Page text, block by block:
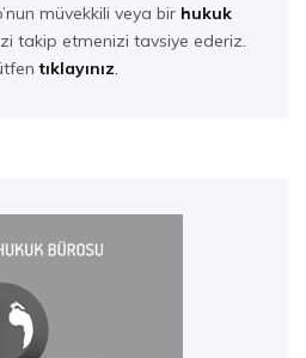
müvekkili veya bir hukuk
takip etmenizi tavsiye ederiz.
tıklayınız.